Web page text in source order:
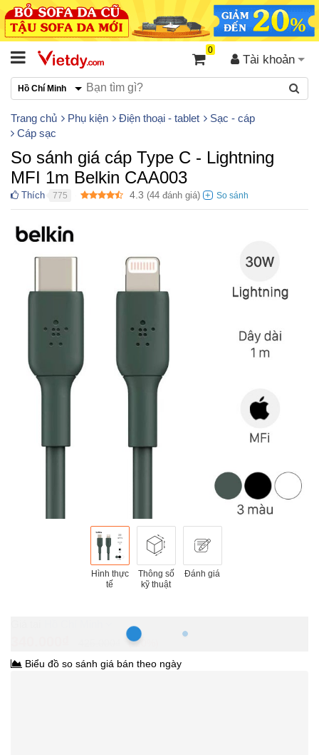
Tài khoản
0
Hồ Chí Minh
Trang chủ Phụ kiện Điện thoại - tablet
Sạc - cáp
Cáp sạc
So sánh giá cáp Type C - Lightning
MFI 1m Belkin CAA003
Thích 775 4.3 (44 đánh giá)
Hình thực
tế
Thông số
kỹ thuật
Đánh giá
-20%
Biểu đồ so sánh giá bán theo ngày